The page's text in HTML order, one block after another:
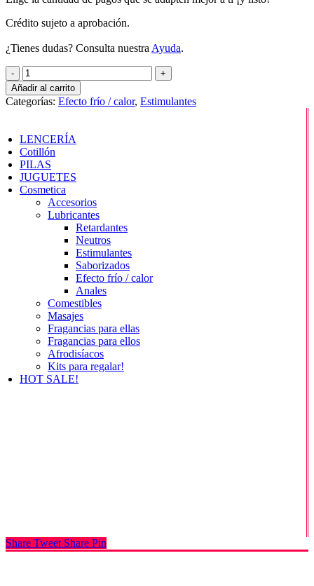
Crédito sujeto a aprobación.
¿Tienes dudas? Consulta nuestra Ayuda.
Kiss-
me
Labial
cantidad
Añadir al carrito
Categorías: Efecto frío / calor, Estimulantes
LENCERÍA
Cotillón
PILAS
JUGUETES
Cosmetica
Accesorios
Lubricantes
Retardantes
Neutros
Estimulantes
Saborizados
Efecto frío / calor
Anales
Comestibles
Masajes
Fragancias para ellas
Fragancias para ellos
Afrodisíacos
Kits para regalar!
HOT SALE!
Share Tweet Share Pin